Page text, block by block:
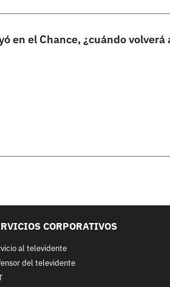
en el Chance, ¿cuándo volverá
CORPORATIVOS
al televidente
del televidente